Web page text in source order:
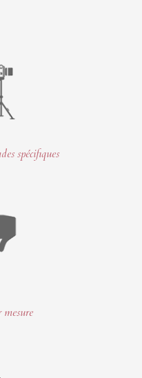
spécifiques
mesure